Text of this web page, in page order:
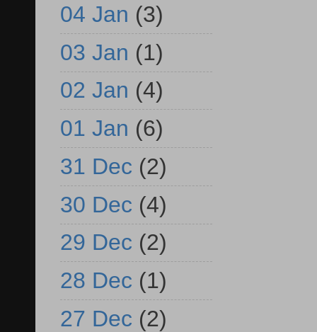
04 Jan (3)
03 Jan (1)
02 Jan (4)
01 Jan (6)
31 Dec (2)
30 Dec (4)
29 Dec (2)
28 Dec (1)
27 Dec (2)